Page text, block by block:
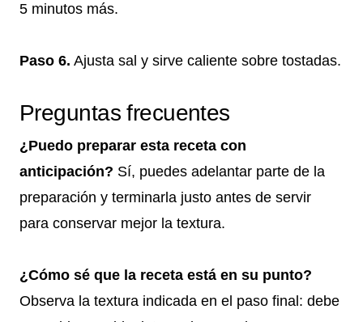
5 minutos más.
Paso 6. Ajusta sal y sirve caliente sobre tostadas.
Preguntas frecuentes
¿Puedo preparar esta receta con
anticipación? Sí, puedes adelantar parte de la
preparación y terminarla justo antes de servir
para conservar mejor la textura.
¿Cómo sé que la receta está en su punto?
Observa la textura indicada en el paso final: debe